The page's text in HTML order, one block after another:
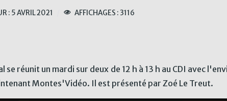
: 5 AVRIL 2021 AFFICHAGES : 3116
réunit un mardi sur deux de 12 h à 13 h au CDI avec
Montes'Vidéo. Il est présenté par Zoé Le Treut.